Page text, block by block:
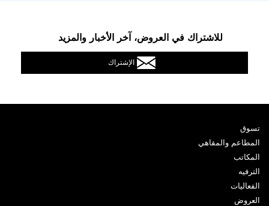
للاشتراك في العروض، آخر الأخبار والمزيد
الإشتراك
تسوق
المطاعم والمقاهي
المكاتب
الترفيه
الفعاليات
العروض